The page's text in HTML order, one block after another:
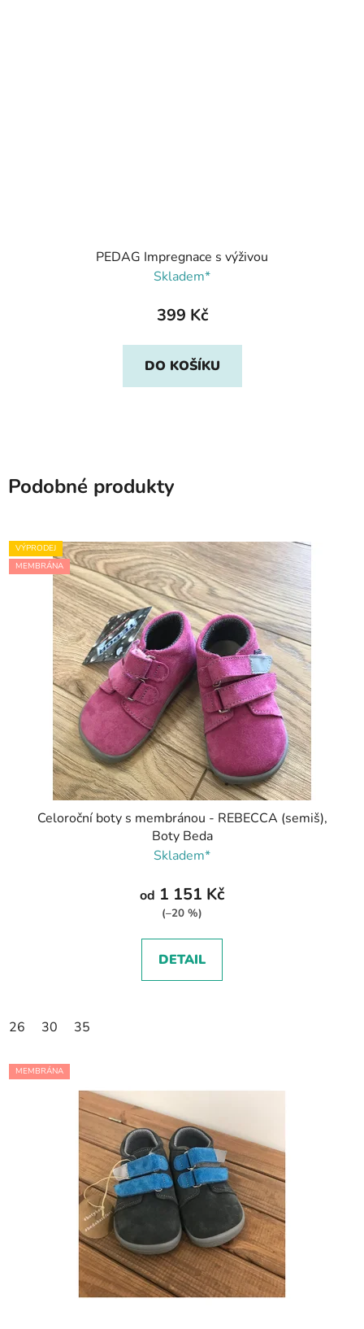
PEDAG Impregnace s výživou
Skladem*
399 Kč
DO KOŠÍKU
Podobné produkty
VÝPRODEJ
MEMBRÁNA
Celoroční boty s membránou - REBECCA (semiš),
Boty Beda
Skladem*
od 1 151 Kč
(–20 %)
DETAIL
26 30 35
MEMBRÁNA